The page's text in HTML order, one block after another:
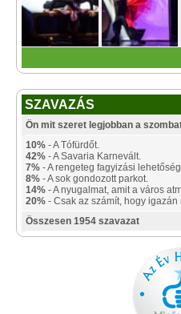
SZAVAZÁS
Ön mit szeret legjobban a
10% - A Tófürdőt.
42% - A Savaria Karnevált.
7% - A rengeteg fagyizási
8% - A sok gondozott parkot.
14% - A nyugalmat, amit a város
20% - Csak az számít, hogy
Összesen 1954 szavazat